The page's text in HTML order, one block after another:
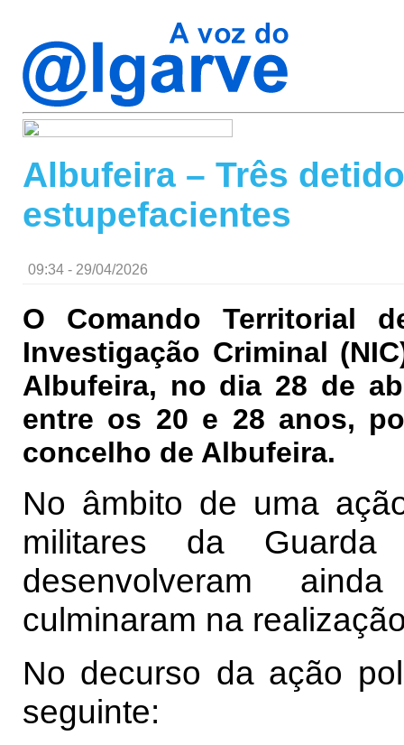
Albufeira – Três
estupefacientes
09:34 - 29/04/2026
O Comando Territorial
Investigação Criminal
Albufeira, no dia 28 de
entre os 20 e 28 anos,
concelho de Albufeira.
No âmbito de uma
militares da Guarda
desenvolveram
culminaram na
No decurso da ação
seguinte: